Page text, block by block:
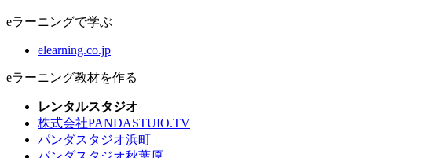
eラーニングで学ぶ
elearning.co.jp
eラーニング教材を作る
レンタルスタジオ
株式会社PANDASTUIO.TV
パンダスタジオ浜町